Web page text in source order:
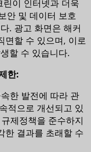
린이 인터넷과 더욱
안 및 데이터 보호
. 광고 화면은 해커
면할 수 있으며, 이로
할 수 있습니다.
한:
한 발전에 따라 관
적으로 개선되고 있
제정책을 준수하지
한 결과를 초래할 수